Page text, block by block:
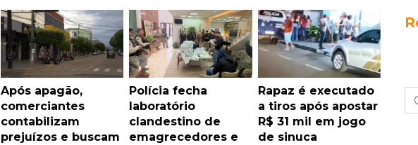
Após apagão,
comerciantes
contabilizam
prejuízos e buscam
Polícia fecha
laboratório
clandestino de
emagrecedores e
Rapaz é executado
a tiros após apostar
R$ 31 mil em jogo
de sinuca